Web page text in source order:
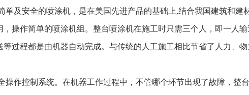
及安全的喷涂机，是在美国先进产品的基础上,结合我国建筑和建
操作简单的喷涂机组。整台喷涂机在施工时只需三个人，即一人
过程都是由机器自动完成。与传统的人工施工相比节省了人力、
作控制系统。在机器工作过程中，不管哪个环节出现了故障，整